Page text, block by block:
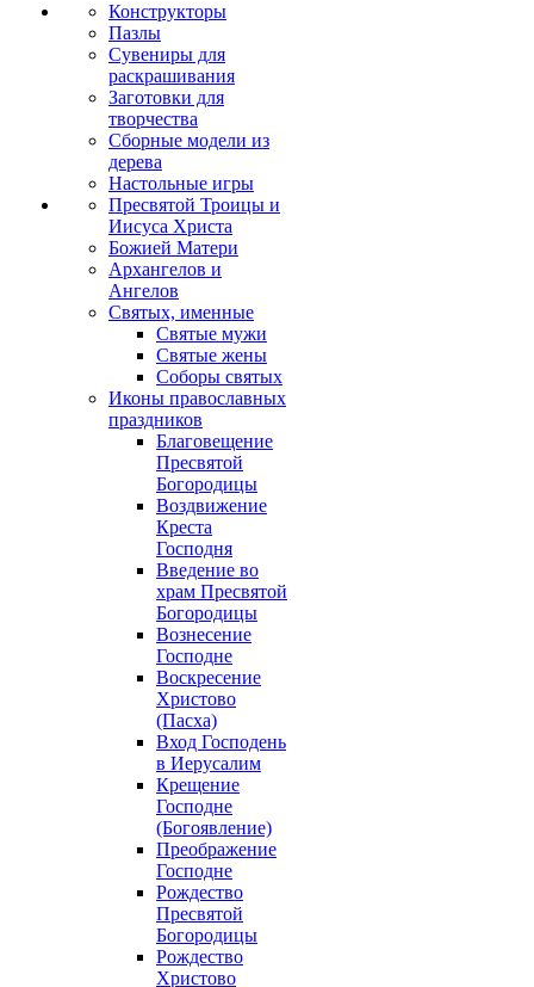
Конструкторы
Пазлы
Сувениры для
раскрашивания
Заготовки для
творчества
Сборные модели из
дерева
Настольные игры
Пресвятой Троицы и
Иисуса Христа
Божией Матери
Архангелов и
Ангелов
Святых, именные
Святые мужи
Святые жены
Соборы святых
Иконы православных
праздников
Благовещение
Пресвятой
Богородицы
Воздвижение
Креста
Господня
Введение во
храм Пресвятой
Богородицы
Вознесение
Господне
Воскресение
Христово
(Пасха)
Вход Господень
в Иерусалим
Крещение
Господне
(Богоявление)
Преображение
Господне
Рождество
Пресвятой
Богородицы
Рождество
Христово